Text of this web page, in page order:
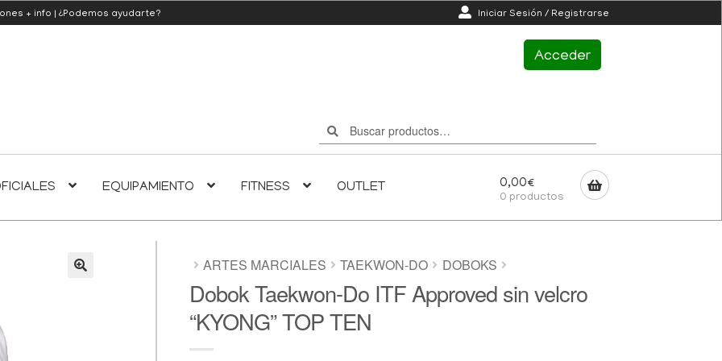
+ info |¿Podemos ayudarte? Iniciar Sesión / Registrarse
Acceder
Buscar
por:
Buscar
EQUIPAMIENTO FITNESS OUTLET 0,00€
0 productos
ARTES MARCIALES TAEKWON-DO DOBOKS
Dobok Taekwon-Do ITF Approved sin velcro
“KYONG” TOP TEN